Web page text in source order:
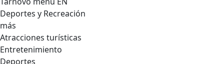
Deportes y Recreación
más
Atracciones turísticas
Entretenimiento
Deportes